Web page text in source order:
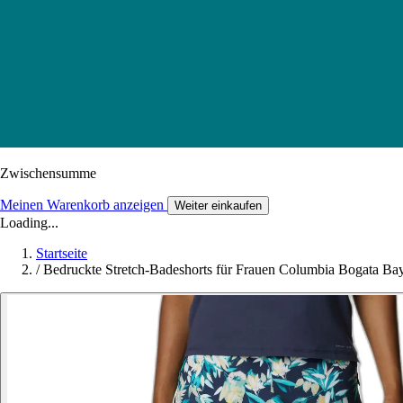
Zwischensumme
Meinen Warenkorb anzeigen Weiter einkaufen
Loading...
Startseite
/ Bedruckte Stretch-Badeshorts für Frauen Columbia Bogata